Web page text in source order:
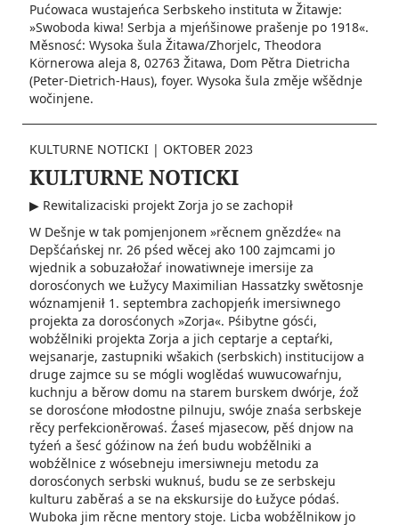
Pućowaca wustajeńca Serbskeho instituta w Žitawje:
»Swoboda kiwa! Serbja a mjeńšinowe prašenje po 1918«.
Měsnosć: Wysoka šula Žitawa/Zhorjelc, Theodora
Körnerowa aleja 8, 02763 Žitawa, Dom Pětra Dietricha
(Peter-Dietrich-Haus), foyer. Wysoka šula změje wšě­dnje
wočinjene.
KULTURNE NOTICKI | OKTOBER 2023
KULTURNE NOTICKI
▶ Rewitalizaciski projekt Zorja jo se zachopił
W Dešnje w tak pomjenjonem »rěcnem gnězdźe« na
Depšćańskej nr. 26 pśed wěcej ako 100 zajmcami jo
wjednik a sobuzałožaŕ inowatiwneje imersije za
dorosćonych we Łužycy Maximilian Hassatzky swětosnje
wóznamjenił 1. septembra zachopjeńk imersiwnego
projekta za dorosćonych »Zorja«. Pśibytne gósći,
wobźělniki projekta Zorja a jich ceptarje a ceptaŕki,
wejsanarje, zastupniki wšakich (serbskich) institucijow a
druge zajmce su se mógli woglědaś wuwucowaŕnju,
kuchnju a běrow domu na starem burskem dwórje, źož
se dorosćone młodostne pilnuju, swóje znaśa serbskeje
rěcy perfekcioněrowaś. Źaseś mjasecow, pěś dnjow na
tyźeń a šesć góźinow na źeń budu wobźělniki a
wobźělnice z wósebneju imersiwneju metodu za
dorosćonych serbski wuknuś, budu se ze serbskeju
kulturu zaběraś­ a se na ekskursije do Łu­žyce pódaś.
Wuboka jim rěcne mentory stoje. Licba­ wobźělnikow jo